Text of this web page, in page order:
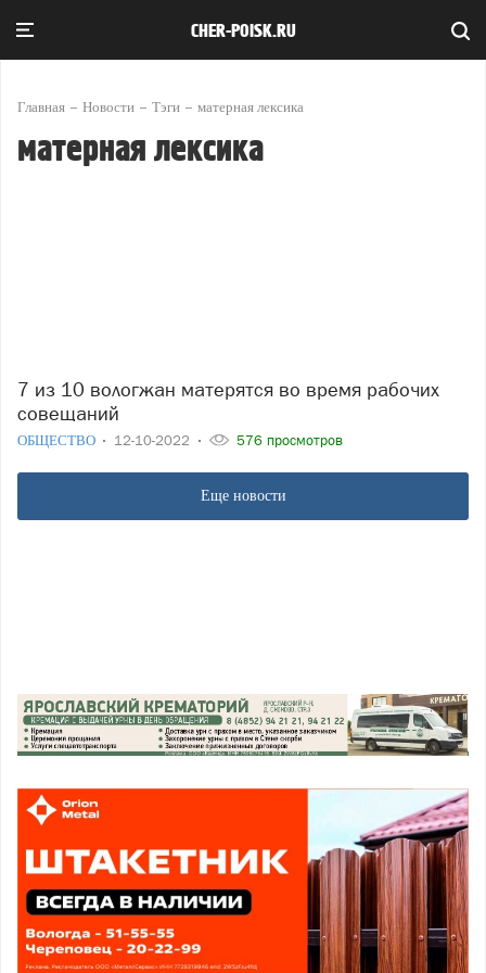
CHER-POISK.RU
Главная Новости Тэги матерная лексика
матерная лексика
7 из 10 вологжан матерятся во время рабочих
совещаний
ОБЩЕСТВО 12-10-2022 576 просмотров
Еще новости